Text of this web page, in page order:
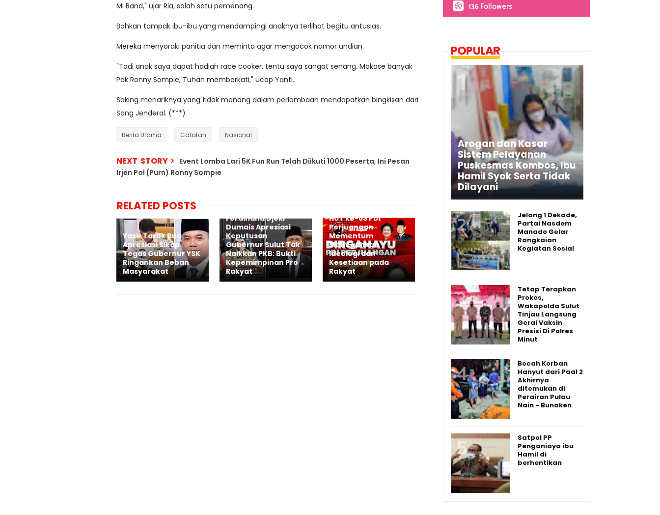
Mi Band," ujar Ria, salah satu pemenang.
Bahkan tampak ibu-ibu yang mendampingi anaknya terlihat begitu antusias.
Mereka menyoraki panitia dan meminta agar mengocok nomor undian.
"Tadi anak saya dapat hadiah race cooker, tentu saya sangat senang. Makase banyak
Pak Ronny Sompie, Tuhan memberkati," ucap Yanti.
Saking menariknya yang tidak menang dalam perlombaan mendapatkan bingkisan dari
Sang Jenderal. (***)
Berita Utama Catatan Nasional
NEXT STORY
Event Lomba Lari 5K Fun Run Telah Diikuti 1000 Peserta, Ini Pesan
Irjen Pol (Purn) Ronny Sompie
RELATED POSTS
Yasir Taruk Bua
Apresiasi Sikap
Tegas Gubernur YSK
Ringankan Beban
Masyarakat
Ferdinand Djeki
Dumais Apresiasi
Keputusan
Gubernur Sulut Tak
Naikkan PKB: Bukti
Kepemimpinan Pro
Rakyat
HUT ke-53 PDI
Perjuangan
Momentum
Meneguhkan
Ideologi dan
Kesetiaan pada
Rakyat
136 Followers
POPULAR
Arogan dan Kasar
Sistem Pelayanan
Puskesmas Kombos, Ibu
Hamil Syok Serta Tidak
Dilayani
Jelang 1 Dekade,
Partai Nasdem
Manado Gelar
Rangkaian
Kegiatan Sosial
Tetap Terapkan
Prokes,
Wakapolda Sulut
Tinjau Langsung
Gerai Vaksin
Presisi Di Polres
Minut
Bocah Korban
Hanyut dari Paal 2
Akhirnya
ditemukan di
Perairan Pulau
Nain - Bunaken
Satpol PP
Penganiaya ibu
Hamil di
berhentikan